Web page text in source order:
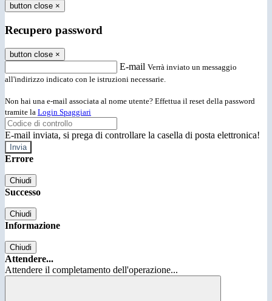
button close ×
Recupero password
button close ×
E-mail Verrà inviato un messaggio
all'indirizzo indicato con le istruzioni necessarie.
Non hai una e-mail associata al nome utente? Effettua il reset della password
tramite la Login Spaggiari
E-mail inviata, si prega di controllare la casella di posta elettronica!
Errore
Chiudi
Successo
Chiudi
Informazione
Chiudi
Attendere...
Attendere il completamento dell'operazione...